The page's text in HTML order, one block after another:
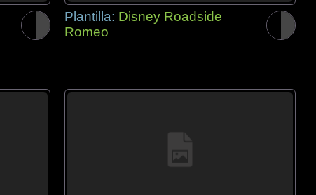
Plantilla: Disney Roadside
Romeo